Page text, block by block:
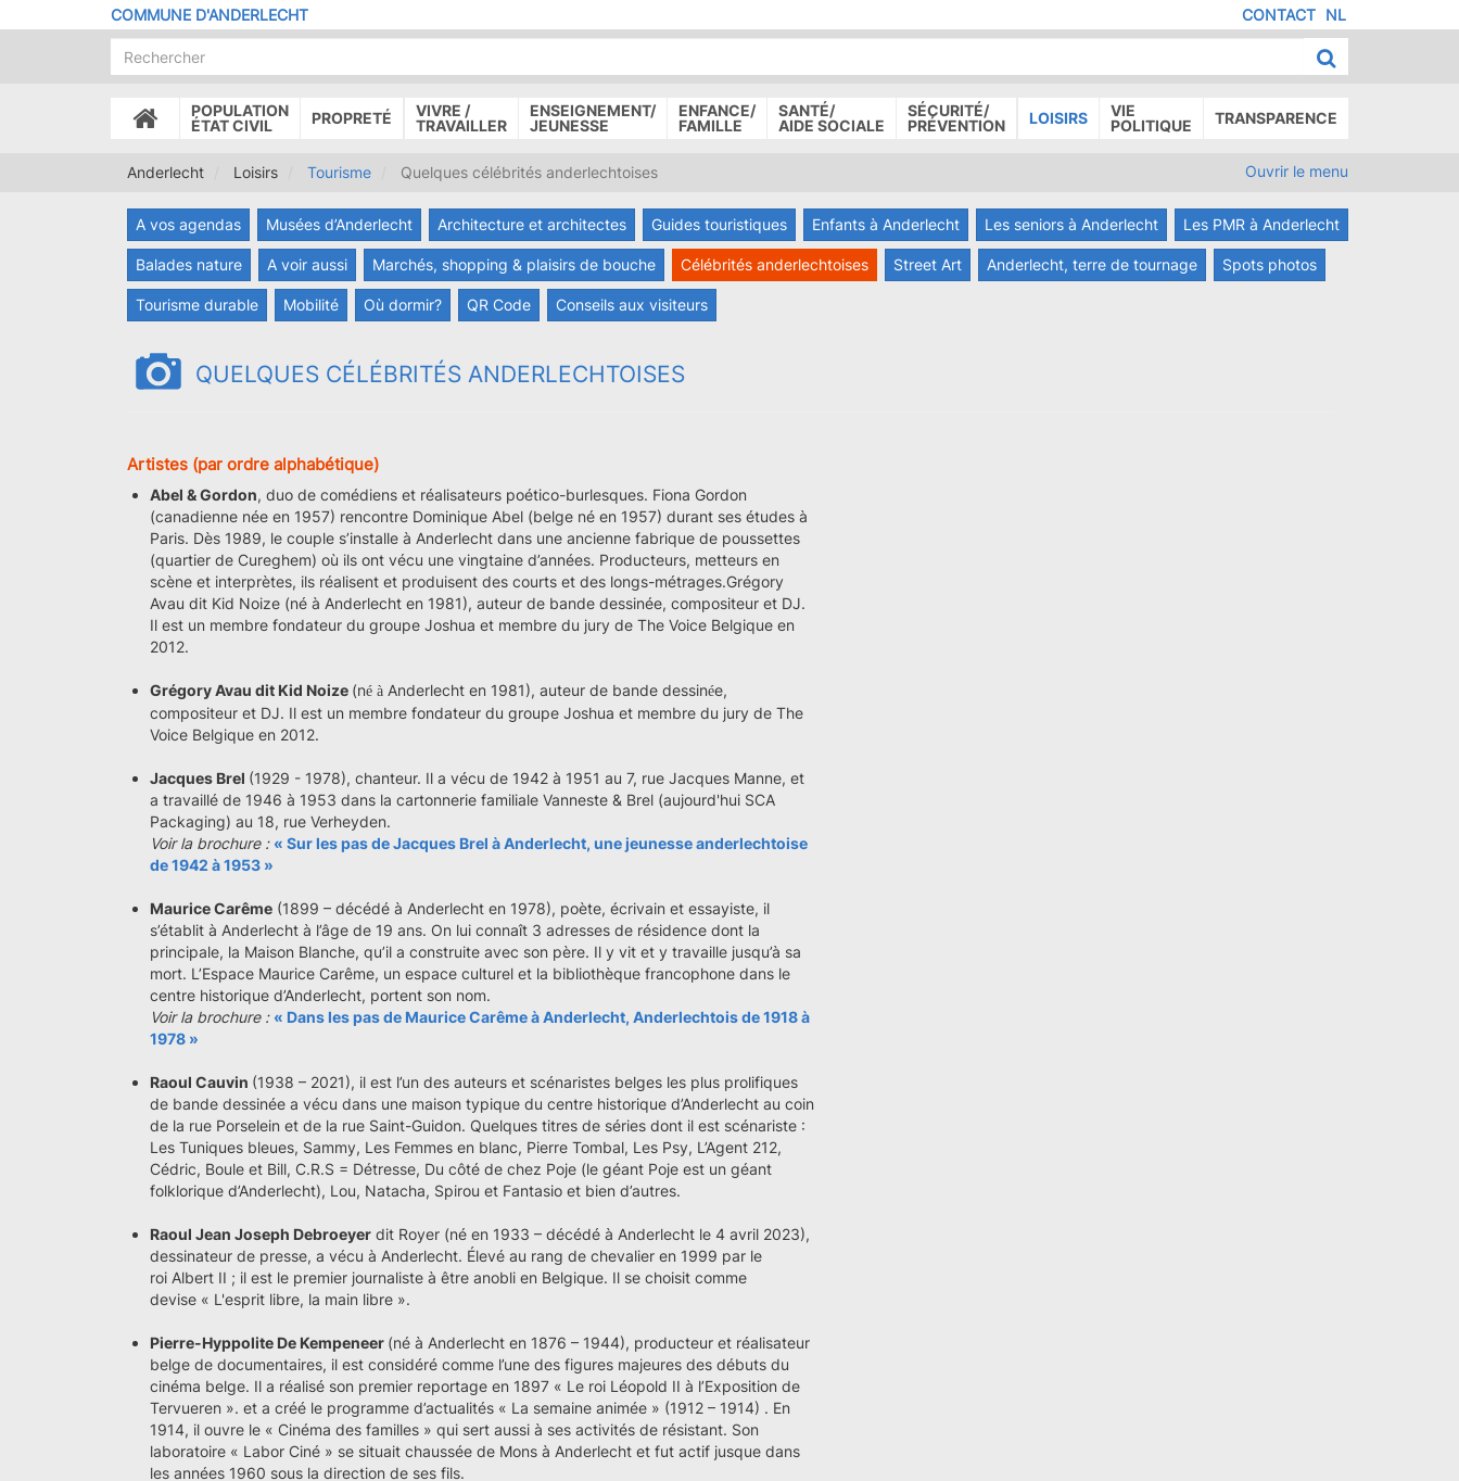
au
COMMUNE D'ANDERLECHT NL
MENU
DE
PAGE
CONTACT
ACCUEIL
POPULATION
ÉTAT CIVIL
PROPRETÉ
VIVRE /
TRAVAILLER
ENSEIGNEMENT/
JEUNESSE
ENFANCE/
FAMILLE
SANTÉ/
AIDE SOCIALE
SÉCURITÉ/
PRÉVENTION
LOISIRS
VIE
POLITIQUE
TRANSPARENCE
Anderlecht Loisirs Tourisme Quelques célébrités anderlechtoises Ouvrir le menu
A vos agendas Musées d’Anderlecht Architecture et architectes Guides touristiques Enfants à Anderlecht Les seniors à Anderlecht Les PMR à Anderlecht
Balades nature A voir aussi Marchés, shopping & plaisirs de bouche Célébrités anderlechtoises Street Art Anderlecht, terre de tournage Spots photos
Tourisme durable Mobilité Où dormir? QR Code Conseils aux visiteurs
QUELQUES CÉLÉBRITÉS ANDERLECHTOISES
Artistes (par ordre alphabétique)
Abel & Gordon, duo de comédiens et réalisateurs poético-burlesques. Fiona Gordon
(canadienne née en 1957) rencontre Dominique Abel (belge né en 1957) durant ses études à
Paris. Dès 1989, le couple s’installe à Anderlecht dans une ancienne fabrique de poussettes
(quartier de Cureghem) où ils ont vécu une vingtaine d’années. Producteurs, metteurs en
scène et interprètes, ils réalisent et produisent des courts et des longs-métrages.Grégory
Avau dit Kid Noize (né à Anderlecht en 1981), auteur de bande dessinée, compositeur et DJ.
Il est un membre fondateur du groupe Joshua et membre du jury de The Voice Belgique en
2012.
Grégory Avau dit Kid Noize (né à Anderlecht en 1981), auteur de bande dessinée,
compositeur et DJ. Il est un membre fondateur du groupe Joshua et membre du jury de The
Voice Belgique en 2012.
Jacques Brel (1929 - 1978), chanteur. Il a vécu de 1942 à 1951 au 7, rue Jacques Manne, et
a travaillé de 1946 à 1953 dans la cartonnerie familiale Vanneste & Brel (aujourd'hui SCA
Packaging) au 18, rue Verheyden.
Voir la brochure : « Sur les pas de Jacques Brel à Anderlecht, une jeunesse anderlechtoise
de 1942 à 1953 »
Maurice Carême (1899 – décédé à Anderlecht en 1978), poète, écrivain et essayiste, il
s’établit à Anderlecht à l’âge de 19 ans. On lui connaît 3 adresses de résidence dont la
principale, la Maison Blanche, qu’il a construite avec son père. Il y vit et y travaille jusqu’à sa
mort. L’Espace Maurice Carême, un espace culturel et la bibliothèque francophone dans le
centre historique d’Anderlecht, portent son nom.
Voir la brochure : « Dans les pas de Maurice Carême à Anderlecht, Anderlechtois de 1918 à
1978 »
Raoul Cauvin (1938 – 2021), il est l’un des auteurs et scénaristes belges les plus prolifiques
de bande dessinée a vécu dans une maison typique du centre historique d’Anderlecht au coin
de la rue Porselein et de la rue Saint-Guidon. Quelques titres de séries dont il est scénariste :
Les Tuniques bleues, Sammy, Les Femmes en blanc, Pierre Tombal, Les Psy, L’Agent 212,
Cédric, Boule et Bill, C.R.S = Détresse, Du côté de chez Poje (le géant Poje est un géant
folklorique d’Anderlecht), Lou, Natacha, Spirou et Fantasio et bien d’autres.
Raoul Jean Joseph Debroeyer dit Royer (né en 1933 – décédé à Anderlecht le 4 avril 2023),
dessinateur de presse, a vécu à Anderlecht. Élevé au rang de chevalier en 1999 par le
roi Albert II ; il est le premier journaliste à être anobli en Belgique. Il se choisit comme
devise « L'esprit libre, la main libre ».
Pierre-Hyppolite De Kempeneer (né à Anderlecht en 1876 – 1944), producteur et réalisateur
belge de documentaires, il est considéré comme l’une des figures majeures des débuts du
cinéma belge. Il a réalisé son premier reportage en 1897 « Le roi Léopold II à l’Exposition de
Tervueren ». et a créé le programme d’actualités « La semaine animée » (1912 – 1914) . En
1914, il ouvre le « Cinéma des familles » qui sert aussi à ses activités de résistant. Son
laboratoire « Labor Ciné » se situait chaussée de Mons à Anderlecht et fut actif jusque dans
les années 1960 sous la direction de ses fils.